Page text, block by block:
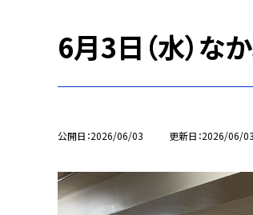
6月3日（水）な
公開日 2026/06/03 更新日 2026/06/03